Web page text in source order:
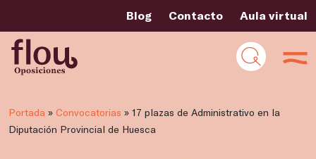
Blog Contacto Aula virtual
Portada » Convocatorias » 17 plazas de Administrativo en la
Diputación Provincial de Huesca